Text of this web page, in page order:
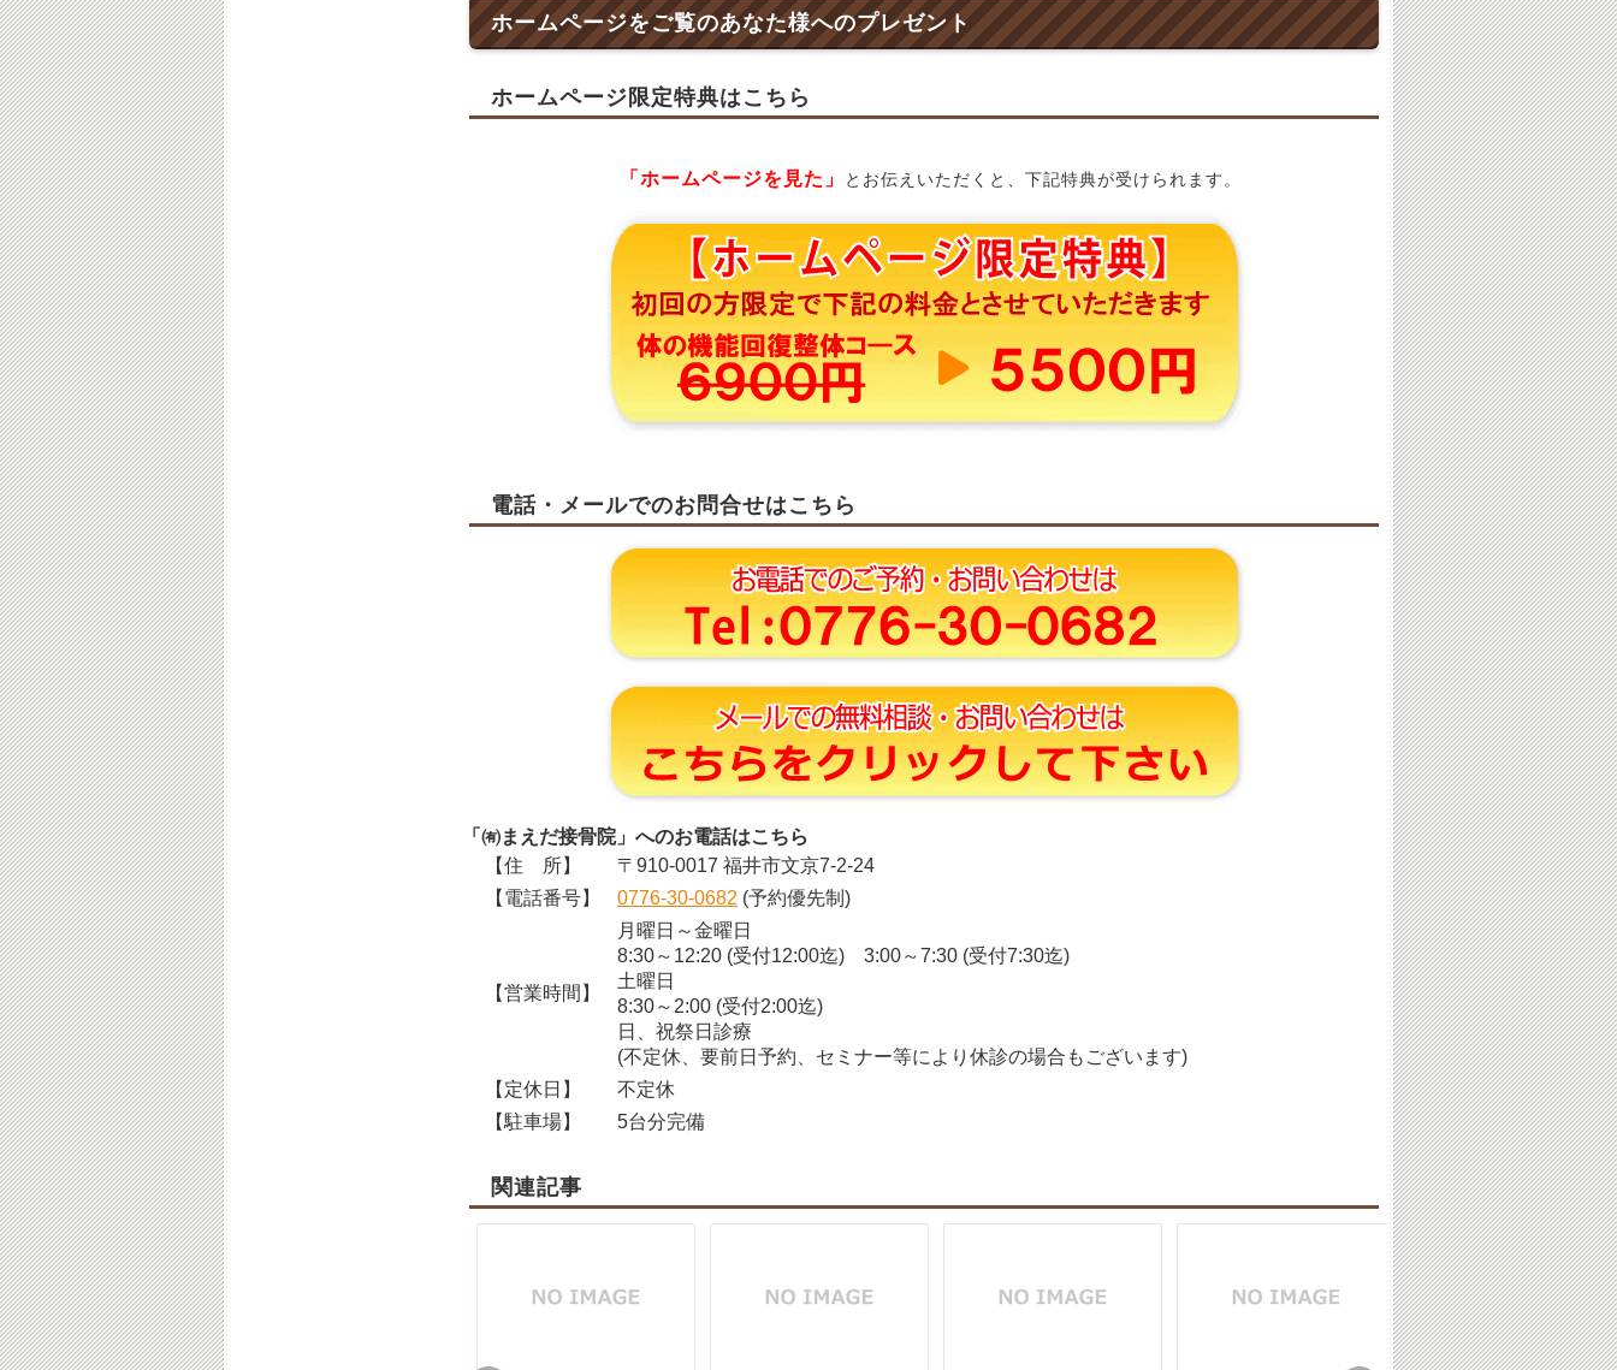
ホームページをご覧のあなた様へのプレゼント
ホームページ限定特典はこちら
「ホームページを見た」 とお伝えいただくと、下記特典が受けられます。
電話・メールでのお問合せはこちら
「㈲まえだ接骨院」へのお電話はこちら
【住 所】
〒910-0017 福井市文京7-2-24
【電話番号】
0776-30-0682 (予約優先制)
【営業時間】
月曜日～金曜日
8:30～12:20 (受付12:00迄) 3:00～7:30 (受付7:30迄)
土曜日
8:30～2:00 (受付2:00迄)
日、祝祭日診療
(不定休、要前日予約、セミナー等により休診の場合もございます)
【定休日】
不定休
【駐車場】
5台分完備
関連記事